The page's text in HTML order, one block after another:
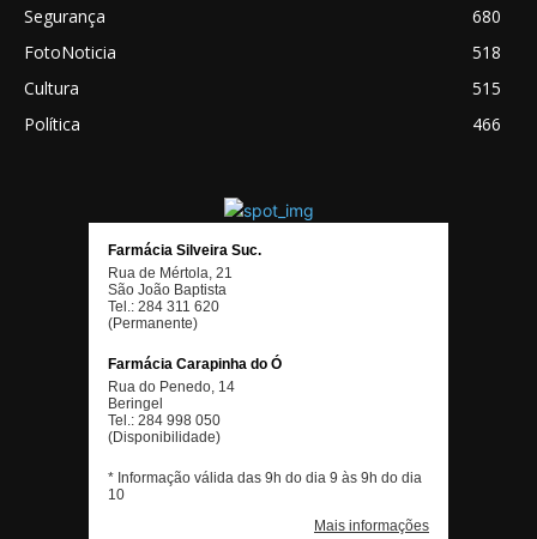
Segurança
680
FotoNoticia
518
Cultura
515
Política
466